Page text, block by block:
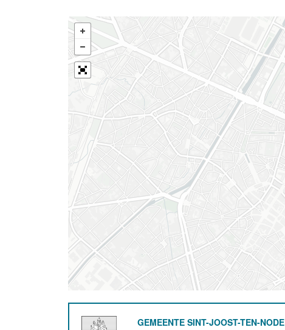
GEMEENTE SINT-JOOST-TEN-NODE